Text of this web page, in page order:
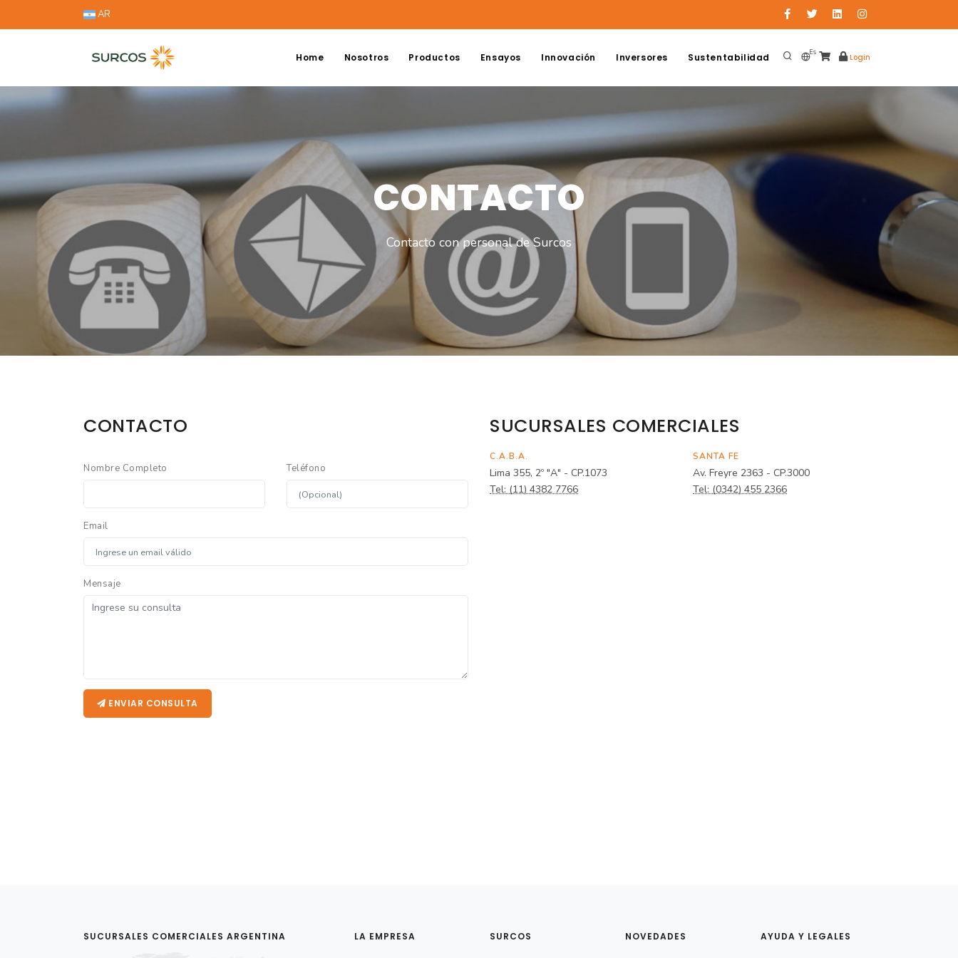
AR
Es Login
Home Nosotros Productos Ensayos Innovación Inversores Sustentabilidad
CONTACTO
Contacto con personal de Surcos
CONTACTO
Nombre Completo Teléfono
Email
Mensaje
ENVIAR CONSULTA
SUCURSALES COMERCIALES
C.A.B.A.
Lima 355, 2º "A" - CP.1073
Tel: (11) 4382 7766
SANTA FE
Av. Freyre 2363 - CP.3000
Tel: (0342) 455 2366
SUCURSALES COMERCIALES ARGENTINA LA EMPRESA SURCOS NOVEDADES AYUDA Y LEGALES